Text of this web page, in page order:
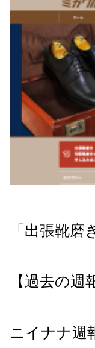
「出張靴磨
【過去の週
ニイナナ週